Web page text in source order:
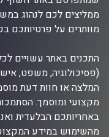
ממליצים לכם לנהוג
מוותרים על
התכנים באתר עשויים
(פסיכולוגיה, משפט,
המלצה או חוות דעת
מקצועי ומוסמך.
באחריותכם הבלעדית
מהשימוש במידע